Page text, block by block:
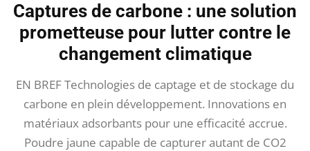
Captures de carbone : une solution
prometteuse pour lutter contre le
changement climatique
EN BREF Technologies de captage et de stockage du
carbone en plein développement. Innovations en
matériaux adsorbants pour une efficacité accrue.
Poudre jaune capable de capturer autant de CO2